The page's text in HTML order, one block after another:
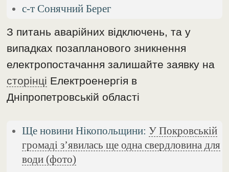
с-т Сонячний Берег
З питань аварійних відключень, та у
випадках позапланового зникнення
електропостачання залишайте заявку на
сторінці Електроенергія в
Дніпропетровській області
Ще новини Нікопольщини:У Покровській
громаді з’явилась ще одна свердловина для
води (фото)